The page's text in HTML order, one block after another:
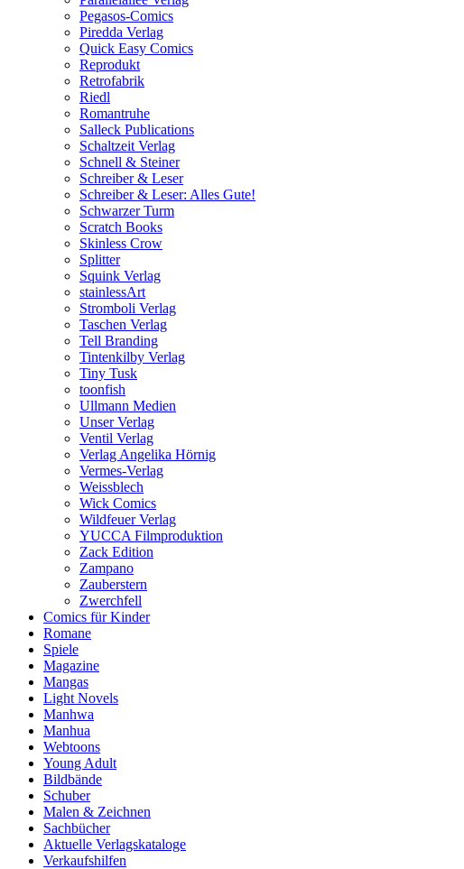
Pegasos-Comics
Piredda Verlag
Quick Easy Comics
Reprodukt
Retrofabrik
Riedl
Romantruhe
Salleck Publications
Schaltzeit Verlag
Schnell & Steiner
Schreiber & Leser
Schreiber & Leser: Alles Gute!
Schwarzer Turm
Scratch Books
Skinless Crow
Splitter
Squink Verlag
stainlessArt
Stromboli Verlag
Taschen Verlag
Tell Branding
Tintenkilby Verlag
Tiny Tusk
toonfish
Ullmann Medien
Unser Verlag
Ventil Verlag
Verlag Angelika Hörnig
Vermes-Verlag
Weissblech
Wick Comics
Wildfeuer Verlag
YUCCA Filmproduktion
Zack Edition
Zampano
Zauberstern
Zwerchfell
Comics für Kinder
Romane
Spiele
Magazine
Mangas
Light Novels
Manhwa
Manhua
Webtoons
Young Adult
Bildbände
Schuber
Malen & Zeichnen
Sachbücher
Aktuelle Verlagskataloge
Verkaufshilfen